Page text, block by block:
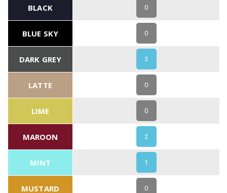
BLACK 0
BLUE SKY 0
DARK GREY 3
LATTE 0
LIME 0
MAROON 2
MINT 1
MUSTARD 0